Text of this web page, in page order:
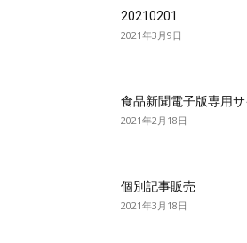
20210201
2021年3月9日
食品新聞電子版専用サ
2021年2月18日
個別記事販売
2021年3月18日